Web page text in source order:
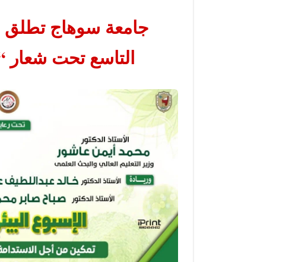
جامعة سوهاج تطلق
التاسع تحت شعار